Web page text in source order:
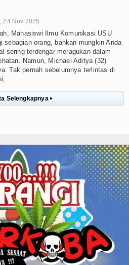
24 Nov 2025
Mahasiswi Ilmu Komunikasi USU
sebagian orang, bahkan mungkin Anda
sering terdengar meragukan dalam
Namun, Michael Aditya (32)
Tak pernah sebelumnya terlintas di
. . .
Selengkapnya ▸